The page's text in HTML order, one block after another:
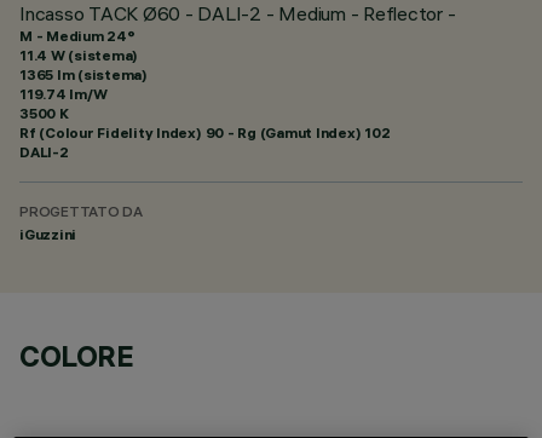
Incasso TACK Ø60 - DALI-2 - Medium - Reflector -
M - Medium 24°
11.4 W (sistema)
1365 lm (sistema)
119.74 lm/W
3500 K
Rf (Colour Fidelity Index) 90 - Rg (Gamut Index) 102
DALI-2
PROGETTATO DA
iGuzzini
COLORE